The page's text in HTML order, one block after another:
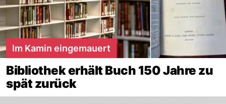
Im Kamin eingemauert
Bibliothek erhält Buch 150 Jahre zu
spät zurück